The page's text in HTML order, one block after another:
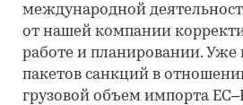
международной
от нашей компании
работе и планировании. Уже
пакетов санкций в
грузовой объем импорта ЕС–